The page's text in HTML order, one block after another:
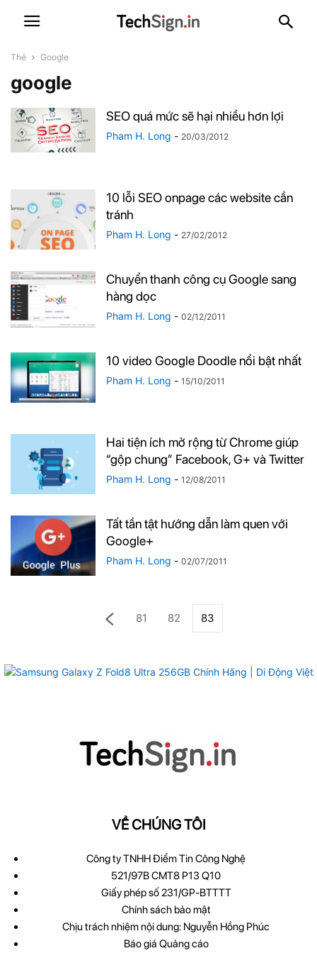
Thẻ Google
google
SEO quá mức sẽ hại nhiều hơn lợi
Pham H. Long - 20/03/2012
10 lỗi SEO onpage các website cần
tránh
Pham H. Long - 27/02/2012
Chuyển thanh công cụ Google sang
hàng dọc
Pham H. Long - 02/12/2011
10 video Google Doodle nổi bật nhất
Pham H. Long - 15/10/2011
Hai tiện ích mở rộng từ Chrome giúp
“gộp chung” Facebook, G+ và Twitter
Pham H. Long - 12/08/2011
Tất tần tật hướng dẫn làm quen với
Google+
Pham H. Long - 02/07/2011
81 82 83
VỀ CHÚNG TÔI
Công ty TNHH Điểm Tin Công Nghệ
521/97B CMT8 P13 Q10
Giấy phép số 231/GP-BTTTT
Chính sách bảo mật
Chịu trách nhiệm nội dung: Nguyễn Hồng Phúc
Báo giá Quảng cáo